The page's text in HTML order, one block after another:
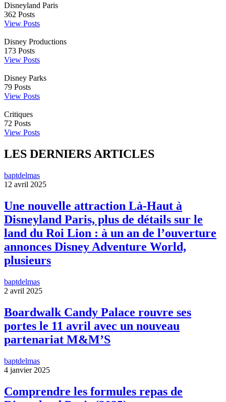
Disneyland Paris
362 Posts
View Posts
Disney Productions
173 Posts
View Posts
Disney Parks
79 Posts
View Posts
Critiques
72 Posts
View Posts
LES DERNIERS ARTICLES
baptdelmas
12 avril 2025
Une nouvelle attraction Là-Haut à
Disneyland Paris, plus de détails sur le
land du Roi Lion : à un an de l’ouverture
annonces Disney Adventure World,
plusieurs
baptdelmas
2 avril 2025
Boardwalk Candy Palace rouvre ses
portes le 11 avril avec un nouveau
partenariat M&M’S
baptdelmas
4 janvier 2025
Comprendre les formules repas de